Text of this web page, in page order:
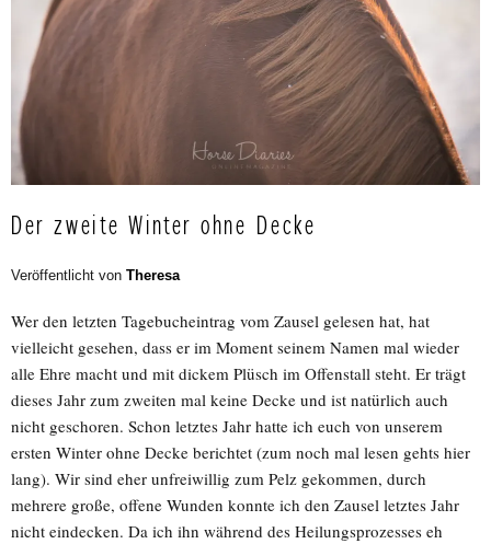
Der zweite Winter ohne Decke
Veröffentlicht von Theresa
Wer den letzten Tagebucheintrag vom Zausel gelesen hat, hat
vielleicht gesehen, dass er im Moment seinem Namen mal wieder
alle Ehre macht und mit dickem Plüsch im Offenstall steht. Er trägt
dieses Jahr zum zweiten mal keine Decke und ist natürlich auch
nicht geschoren. Schon letztes Jahr hatte ich euch von unserem
ersten Winter ohne Decke berichtet (zum noch mal lesen gehts hier
lang). Wir sind eher unfreiwillig zum Pelz gekommen, durch
mehrere große, offene Wunden konnte ich den Zausel letztes Jahr
nicht eindecken. Da ich ihn während des Heilungsprozesses eh